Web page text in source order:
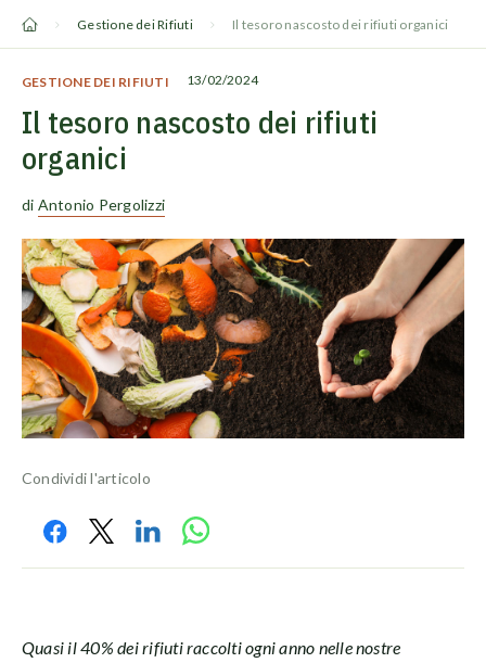
Gestione dei Rifiuti Il tesoro nascosto dei rifiuti organici
GESTIONE DEI RIFIUTI 13/02/2024
Il tesoro nascosto dei rifiuti
organici
di Antonio Pergolizzi
Condividi l'articolo
Quasi il 40% dei rifiuti raccolti ogni anno nelle nostre